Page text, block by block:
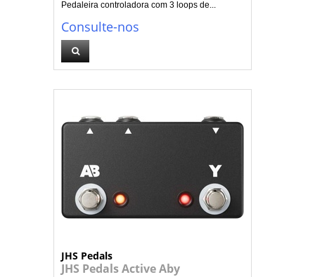
Pedaleira controladora com 3 loops de...
Consulte-nos
JHS Pedals
JHS Pedals Active Aby